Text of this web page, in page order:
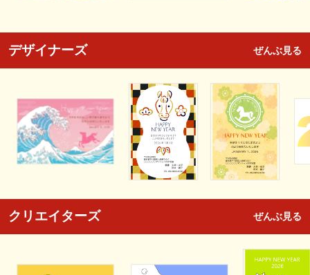
デザイナーズ ぜんぶ見る
クリエイターズ ぜんぶ見る